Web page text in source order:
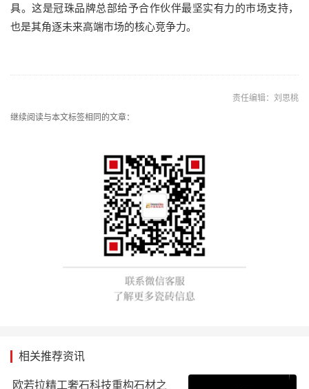
具。这是冠珠品牌总部给予合作伙伴最坚实有力的市场支持，
也是其角逐未来高端市场的核心竞争力。
责任编辑：刘思桃
继续阅读与本文标签相同的文章：
相关推荐资讯
欧若拉精工奢石科技重构石材之